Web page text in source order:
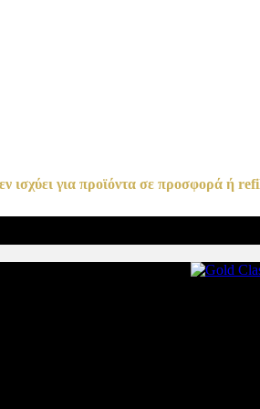
ισχύει για προϊόντα σε προσφορά ή